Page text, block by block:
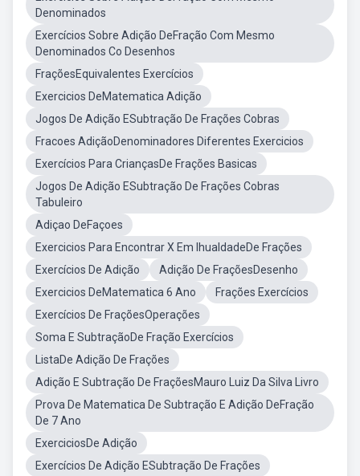
Denominados
Exercícios Sobre Adição DeFração Com Mesmo
Denominados Co Desenhos
FraçõesEquivalentes Exercícios
Exercicios DeMatematica Adição
Jogos De Adição ESubtração De Frações Cobras
Fracoes AdiçãoDenominadores Diferentes Exercicios
Exercícios Para CriançasDe Frações Basicas
Jogos De Adição ESubtração De Frações Cobras
Tabuleiro
Adiçao DeFaçoes
Exercicios Para Encontrar X Em IhualdadeDe Frações
Exercícios De Adição
Adição De FraçõesDesenho
Exercicios DeMatematica 6 Ano
Frações Exercícios
Exercícios De FraçõesOperações
Soma E SubtraçãoDe Fração Exercícios
ListaDe Adição De Frações
Adição E Subtração De FraçõesMauro Luiz Da Silva Livro
Prova De Matematica De Subtração E Adição DeFração
De 7 Ano
ExerciciosDe Adição
Exercícios De Adição ESubtração De Frações